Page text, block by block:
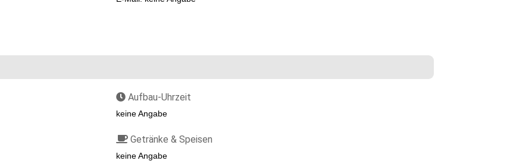
Aufbau-Uhrzeit
keine Angabe
Getränke & Speisen
keine Angabe